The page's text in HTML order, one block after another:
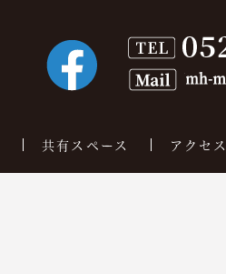
共有スペース アクセス